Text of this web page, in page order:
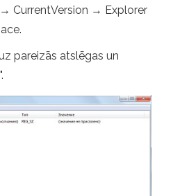
CurrentVersion → Explorer
pareizās atslēgas un